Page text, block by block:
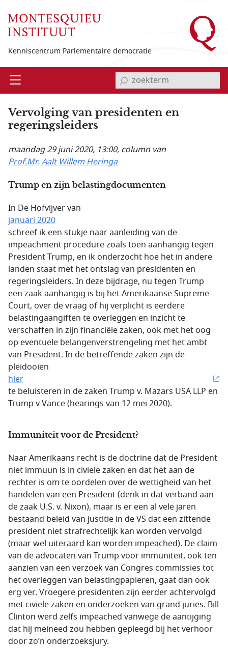
Kenniscentrum Parlementaire democratie
Open invoerveld zoekterm
Vervolging van presidenten en
regeringsleiders
maandag 29 juni 2020, 13:00, column van
Prof.Mr. Aalt Willem Heringa
Trump en zijn belastingdocumenten
In De Hofvijver van
januari 2020
schreef ik een stukje naar aanleiding van de
impeachment procedure zoals toen aanhangig tegen
President Trump, en ik onderzocht hoe het in andere
landen staat met het ontslag van presidenten en
regeringsleiders. In deze bijdrage, nu tegen Trump
een zaak aanhangig is bij het Amerikaanse Supreme
Court, over de vraag of hij verplicht is eerdere
belastingaangiften te overleggen en inzicht te
verschaffen in zijn financiële zaken, ook met het oog
op eventuele belangenverstrengeling met het ambt
van President. In de betreffende zaken zijn de
pleidooien
hier
te beluisteren in de zaken Trump v. Mazars USA LLP en
Trump v Vance (hearings van 12 mei 2020).
Immuniteit voor de President?
Naar Amerikaans recht is de doctrine dat de President
niet immuun is in civiele zaken en dat het aan de
rechter is om te oordelen over de wettigheid van het
handelen van een President (denk in dat verband aan
de zaak U.S. v. Nixon), maar is er een al vele jaren
bestaand beleid van justitie in de VS dat een zittende
president niet strafrechtelijk kan worden vervolgd
(maar wel uiteraard kan worden impeached). De claim
van de advocaten van Trump voor immuniteit, ook ten
aanzien van een verzoek van Congres commissies tot
het overleggen van belastingpapieren, gaat dan ook
erg ver. Vroegere presidenten zijn eerder achtervolgd
met civiele zaken en onderzoeken van grand juries. Bill
Clinton werd zelfs impeached vanwege de aantijging
dat hij meineed zou hebben gepleegd bij het verhoor
door zo’n onderzoeksjury.